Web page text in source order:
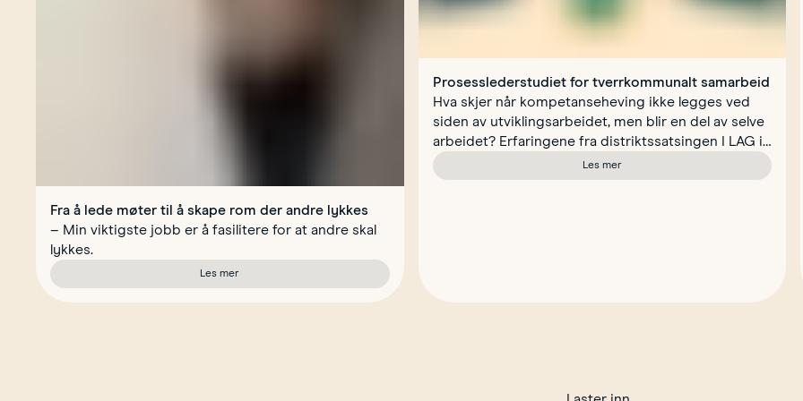
Fra å lede møter til å skape rom der andre lykkes
– Min viktigste jobb er å fasilitere for at andre skal
lykkes.
Les merom Fra å lede møter til å skape rom der andre lykkes
Prosesslederstudiet for tverrkommunalt samarbeid
Hva skjer når kompetanseheving ikke legges ved
siden av utviklingsarbeidet, men blir en del av selve
arbeidet? Erfaringene fra distriktssatsingen I LAG i
Trøndelag peker mot et tydelig svar: Når kommuner
utvikler prosesslederkompetanse mens de står i
Les merom Prosesslederstudiet for